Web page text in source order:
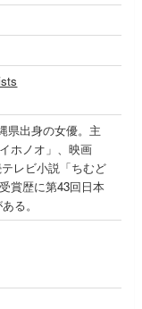
県出身の女優。主
ホノオ」、映画
レビ小説「ちむど
賞歴に第43回日本
る。